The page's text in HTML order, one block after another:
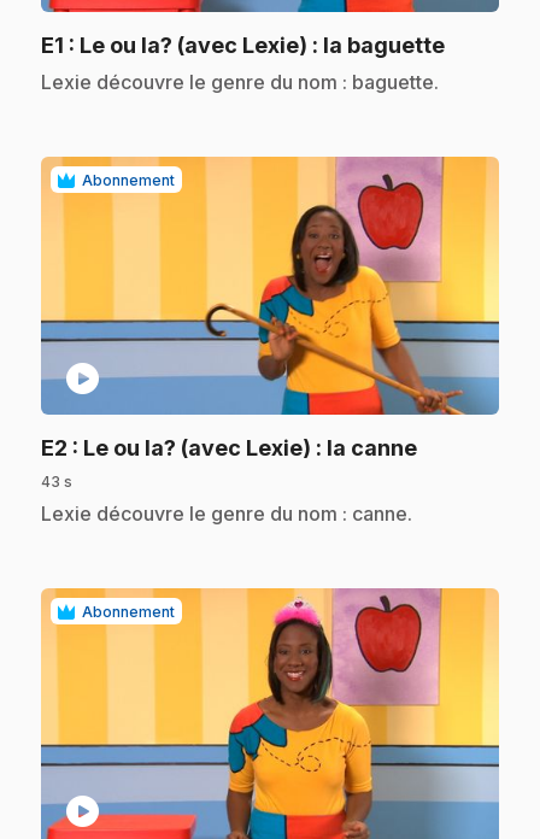
E1 : Le ou la? (avec Lexie) : la baguette.
.Lexie découvre le genre du nom : baguette.
Abonnement
play_circle
E2 : Le ou la? (avec Lexie) : la canne.
43 s
.Lexie découvre le genre du nom : canne.
Abonnement
play_circle